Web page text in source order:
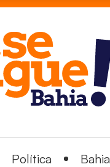
Política Bahia